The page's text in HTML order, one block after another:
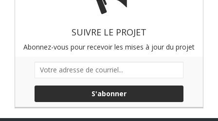
SUIVRE LE PROJET
Abonnez-vous pour recevoir les mises à jour du projet
Votre adresse de courriel...